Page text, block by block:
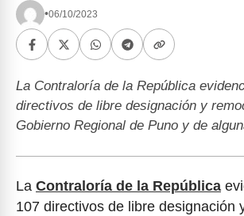
•06/10/2023
La Contraloría de la República
directivos de libre designación y
Gobierno Regional de Puno y de
La Contraloría de la República
107 directivos de libre designación